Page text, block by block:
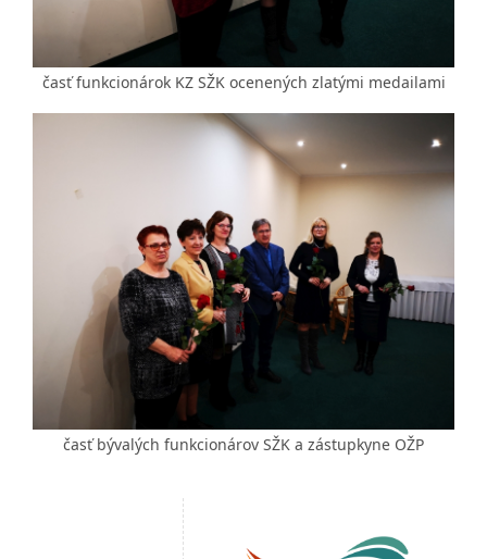
časť funkcionárok KZ SŽK ocenených zlatými medailami
časť bývalých funkcionárov SŽK a zástupkyne OŽP